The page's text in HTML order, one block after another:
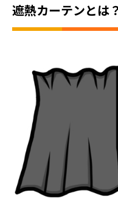
遮熱カーテンとは